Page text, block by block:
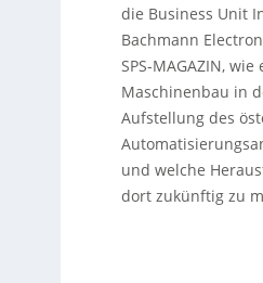
die Business Unit
Bachmann
SPS-MAGAZIN,
Maschinenbau in
Aufstellung des
und welche
dort zukünftig zu